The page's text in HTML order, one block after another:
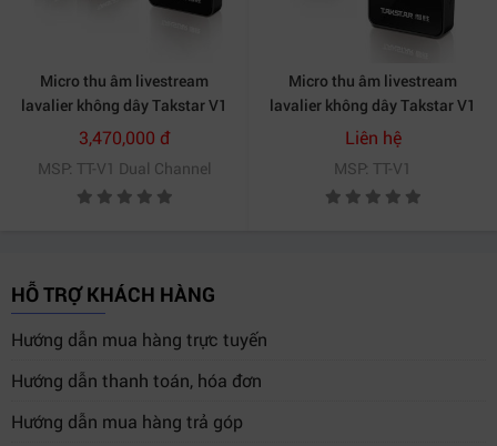
Micro thu âm livestream
lavalier không dây Takstar V1
kênh kép
3,470,000 đ
MSP: TT-V1 Dual Channel
Micro thu âm livestream
lavalier không dây Takstar V1
kênh đơn
Liên hệ
MSP: TT-V1
HỖ TRỢ KHÁCH HÀNG
Hướng dẫn mua hàng trực tuyến
Hướng dẫn thanh toán, hóa đơn
Hướng dẫn mua hàng trả góp